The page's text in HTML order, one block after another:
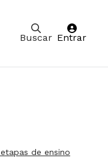
Buscar Entrar
de ensino